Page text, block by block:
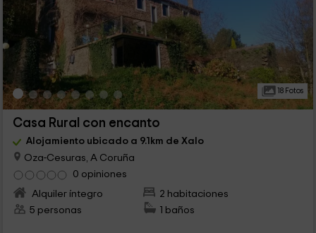
18 Fotos
Casa Rural con encanto
Alojamiento ubicado a 9.1km de Xalo
Oza-Cesuras, A Coruña
0 opiniones
Alquiler íntegro
2 habitaciones
5 personas
1 baños